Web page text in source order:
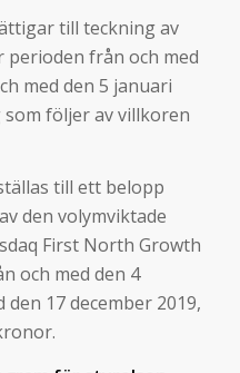
till teckning av
perioden från och med
med den 5 januari
som följer av villkoren
till ett belopp
den volymviktade
First North Growth
och med den 4
17 december 2019,